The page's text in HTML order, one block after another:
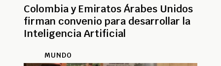
Colombia y Emiratos Árabes Unidos
firman convenio para desarrollar la
Inteligencia Artificial
MUNDO